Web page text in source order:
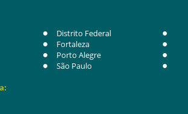
Distrito Federal
Fortaleza
Porto Alegre
São Paulo